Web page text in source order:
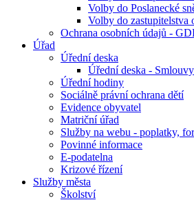
Volby do Poslanecké
Volby do zastupitelstva
Ochrana osobních údajů -
Úřad
Úřední deska
Úřední deska - Smlouvy
Úřední hodiny
Sociálně právní ochrana dětí
Evidence obyvatel
Matriční úřad
Služby na webu - poplatky,
Povinné informace
E-podatelna
Krizové řízení
Služby města
Školství